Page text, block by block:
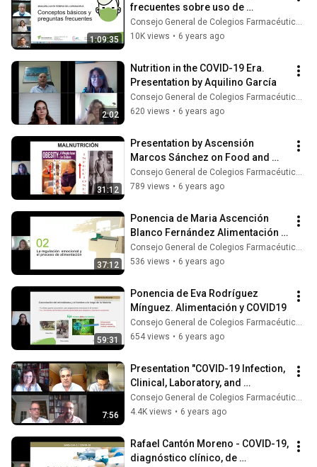
1:09:35
frecuentes sobre uso de
mascarillas ante el coronavirus
#COVID19
Consejo General de Colegios Farmacéuticos
10K views • 6 years ago
2:02
Nutrition in the COVID-19 Era.
Presentation by Aquilino García
Consejo General de Colegios Farmacéuticos
620 views • 6 years ago
31:12
Presentation by Ascensión
Marcos Sánchez on Food and
COVID-19
Consejo General de Colegios Farmacéuticos
789 views • 6 years ago
37:12
Ponencia de Maria Ascención
Blanco Fernández Alimentación y
COVID19
Consejo General de Colegios Farmacéuticos
536 views • 6 years ago
59:31
Ponencia de Eva Rodríguez
Mínguez. Alimentación y COVID19
Consejo General de Colegios Farmacéuticos
654 views • 6 years ago
7:56
Presentation "COVID-19 Infection,
Clinical, Laboratory, and
Therapeutic Diagnosis"
Consejo General de Colegios Farmacéuticos
4.4K views • 6 years ago
Rafael Cantón Moreno - COVID-19,
diagnóstico clínico, de